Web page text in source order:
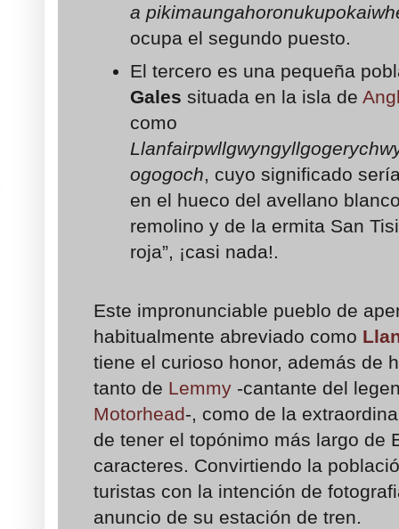
a
ocupa el segundo puesto.
El tercero es una pequeña
Galessituada en la isla de
como
ogogoch, cuyo significado
en el hueco del avellano
remolino y de la ermita San
roja”, ¡casi nada!.
Este impronunciable pueblo de
habitualmente abreviado como
tiene el curioso honor, además de
tanto de Lemmy -cantante del
Motorhead-, como de la
de tener el topónimo más largo de
caracteres. Convirtiendo la
turistas con la intención de
anuncio de su estación de tren.